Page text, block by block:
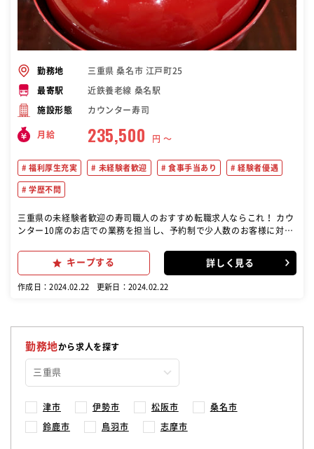
勤務地 三重県 桑名市 江戸町25
最寄駅 近鉄養老線 桑名駅
施設形態 カウンター寿司
月給 235,500 円 〜
福利厚生充実 未経験者歓迎 食事手当あり 経験者優遇
学歴不問
三重県の未経験者歓迎の寿司職人のおすすめ転職求人ならこれ！ カウ
ンター10席のお店での業務を担当し、予約制で少人数のお客様に対応
キープする 詳しく見る
作成日：2024.02.22 更新日：2024.02.22
勤務地から求人を探す
津市 伊勢市 松阪市 桑名市
鈴鹿市 鳥羽市 志摩市